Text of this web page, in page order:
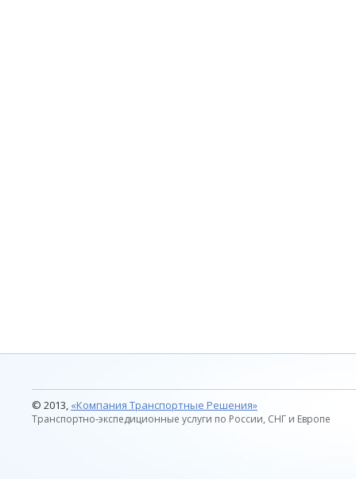
© 2013, «Компания Транспортные Решения»
Транспортно-экспедиционные услуги по России, СНГ и Европе